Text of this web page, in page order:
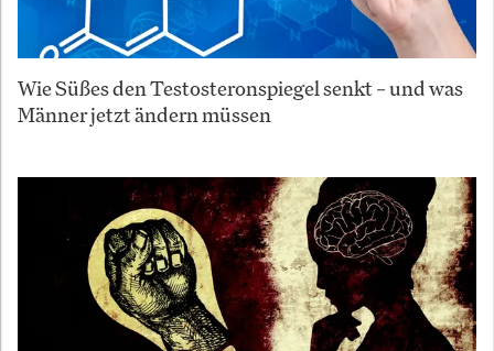
Wie Süßes den Testosteronspiegel senkt – und was
Männer jetzt ändern müssen